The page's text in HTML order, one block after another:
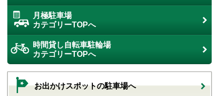
月極駐車場
カテゴリーTOPへ
時間貸し自転車駐輪場
カテゴリーTOPへ
お出かけスポットの駐車場へ